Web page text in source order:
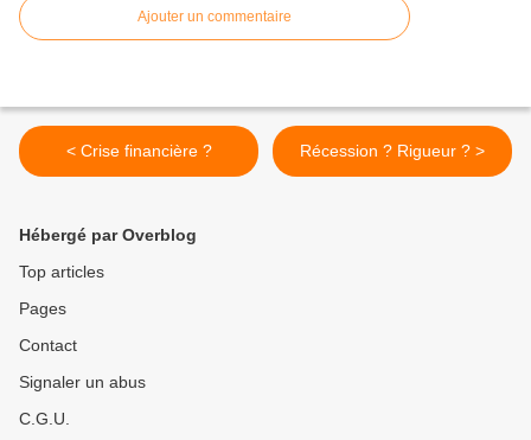
Ajouter un commentaire
< Crise financière ? Récession ? Rigueur ? >
Hébergé par Overblog
Top articles
Pages
Contact
Signaler un abus
C.G.U.